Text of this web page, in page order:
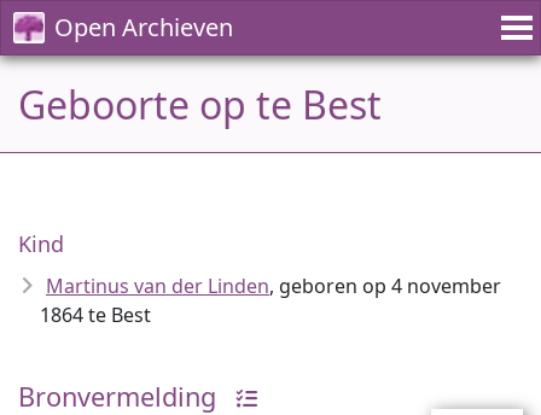
Open Archieven
Geboorte op te Best
Kind
Martinus van der Linden, geboren op 4 november
1864 te Best
Bronvermelding